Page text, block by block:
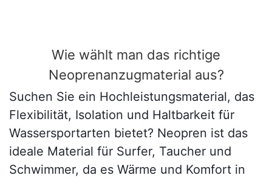
Wie wählt man das richtige
Neoprenanzugmaterial aus?
Suchen Sie ein Hochleistungsmaterial, das
Flexibilität, Isolation und Haltbarkeit für
Wassersportarten bietet? Neopren ist das
ideale Material für Surfer, Taucher und
Schwimmer, da es Wärme und Komfort in